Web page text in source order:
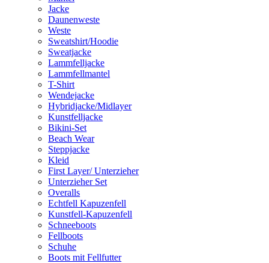
Jacke
Daunenweste
Weste
Sweatshirt/Hoodie
Sweatjacke
Lammfelljacke
Lammfellmantel
T-Shirt
Wendejacke
Hybridjacke/Midlayer
Kunstfelljacke
Bikini-Set
Beach Wear
Steppjacke
Kleid
First Layer/ Unterzieher
Unterzieher Set
Overalls
Echtfell Kapuzenfell
Kunstfell-Kapuzenfell
Schneeboots
Fellboots
Schuhe
Boots mit Fellfutter